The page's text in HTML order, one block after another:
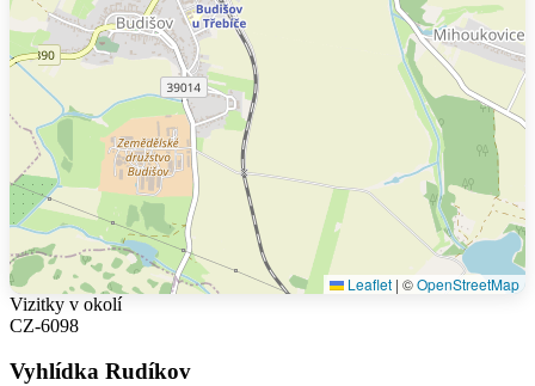
Leaflet | ©OpenStreetMap
Vizitky v okolí
CZ-6098
Vyhlídka Rudíkov